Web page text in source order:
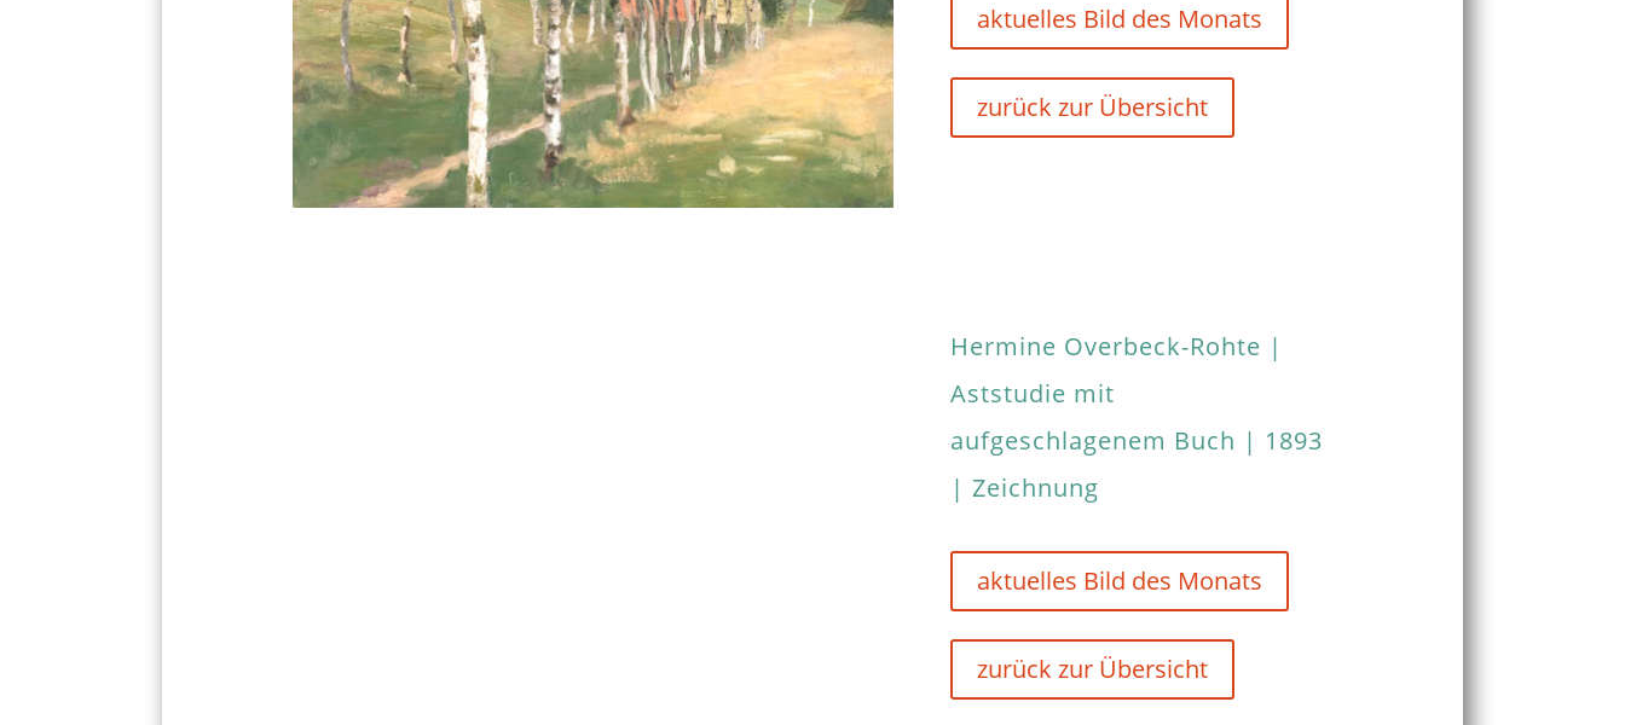
aktuelles Bild des Monats
zurück zur Übersicht
Hermine Overbeck-Rohte |
Aststudie mit
aufgeschlagenem Buch | 1893
| Zeichnung
aktuelles Bild des Monats
zurück zur Übersicht